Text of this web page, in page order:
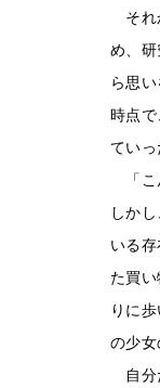
そ
め、研
ら思
時点
ていっ
「
しか
いる
た買
りに
の少女
自